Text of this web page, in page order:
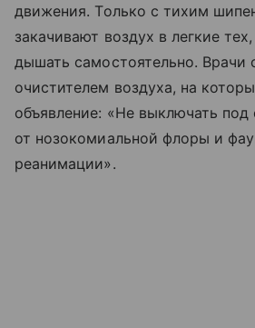
движения. Только с тихим
закачивают воздух в легкие
дышать самостоятельно. Врачи
очистителем воздуха, на
объявление: «Не выключать
от нозокомиальной флоры и
реанимации».